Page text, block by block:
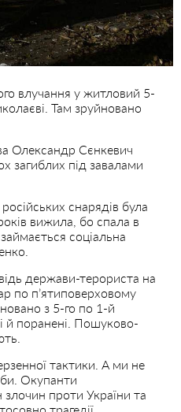
влучання у житловий 5-
Там зруйновано
Олександр Сєнкевич
загиблих під завалами
снарядів була
вижила, бо спала в
соціальна
держави-терориста на
по п’ятиповерховому
з 5-го по 1-й
й поранені. Пошуково-
тактики. А ми не
Окупанти
злочин проти України та
трагедії